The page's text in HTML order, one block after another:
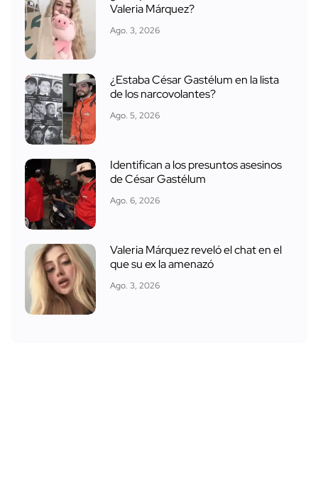
Valeria Márquez?
Ago. 3, 2026
¿Estaba César Gastélum en la lista
de los narcovolantes?
Ago. 5, 2026
Identifican a los presuntos asesinos
de César Gastélum
Ago. 6, 2026
Valeria Márquez reveló el chat en el
que su ex la amenazó
Ago. 3, 2026